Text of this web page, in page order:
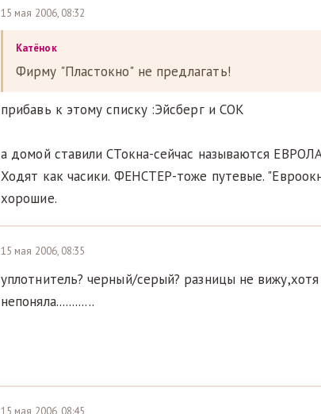
15 мая 2006, 08:32
Катёнок
Фирму "Пластокно" не предлагать!
прибавь к этому списку :Эйсберг и СОК
а домой ставили СТокна-сейчас называются
Ходят как часики. ФЕНСТЕР-тоже путевые.
хорошие.
15 мая 2006, 08:35
уплотнитель? черный/серый? разницы не
непоняла............
15 мая 2006, 08:45